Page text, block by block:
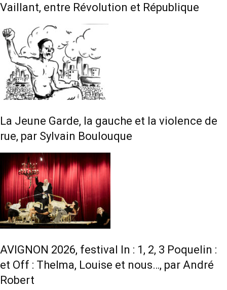
Vaillant, entre Révolution et République
La Jeune Garde, la gauche et la violence de
rue, par Sylvain Boulouque
AVIGNON 2026, festival In : 1, 2, 3 Poquelin :
et Off : Thelma, Louise et nous…, par André
Robert